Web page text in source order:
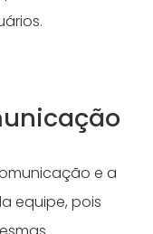
e a
equipe, pois